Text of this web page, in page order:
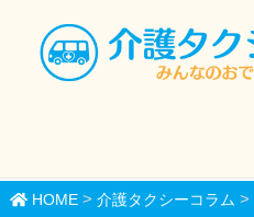
HOME> 介護タクシーコラム >